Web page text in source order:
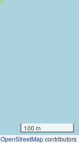
100 m
OpenStreetMapcontributors